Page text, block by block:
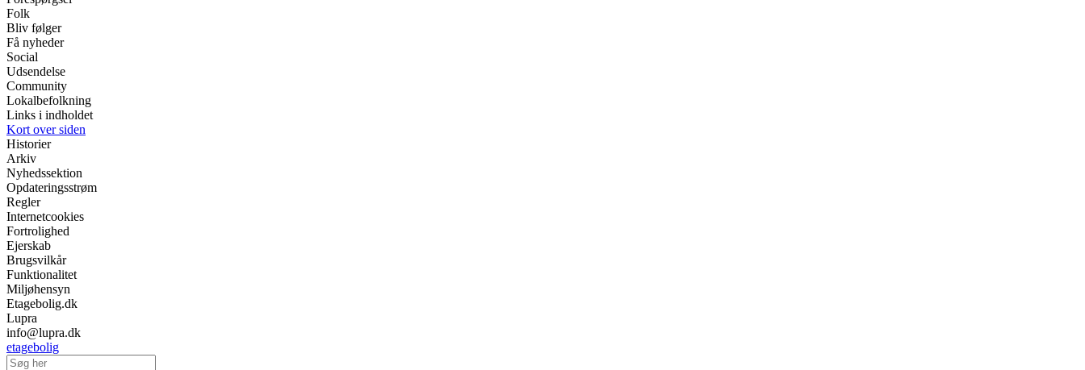
Folk
Bliv følger
Få nyheder
Social
Udsendelse
Community
Lokalbefolkning
Links i indholdet
Kort over siden
Historier
Arkiv
Nyhedssektion
Opdateringsstrøm
Regler
Internetcookies
Fortrolighed
Ejerskab
Brugsvilkår
Funktionalitet
Miljøhensyn
Etagebolig.dk
Lupra
info@lupra.dk
etagebolig